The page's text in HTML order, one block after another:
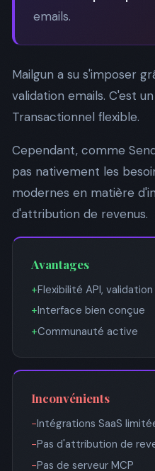
emails.
Mailgun a su s'imposer
validation emails. C'est
Transactionnel flexible.
Cependant, comme
pas nativement les
modernes en matière
d'attribution de revenus.
Avantages
+Flexibilité API, validation
+Interface bien conçue
+Communauté active
Inconvénients
−Intégrations SaaS
−Pas d'attribution de
−Pas de serveur MCP